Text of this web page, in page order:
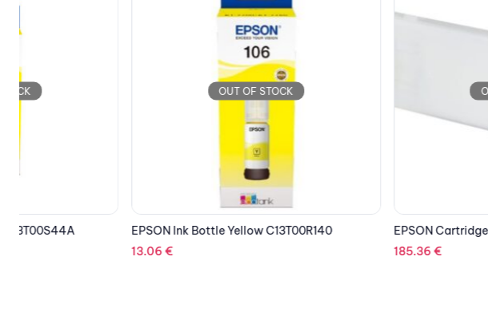
EPSON Ink Bottle Yellow C13T00R140
EPSON Cartridge Cyan C33S020641